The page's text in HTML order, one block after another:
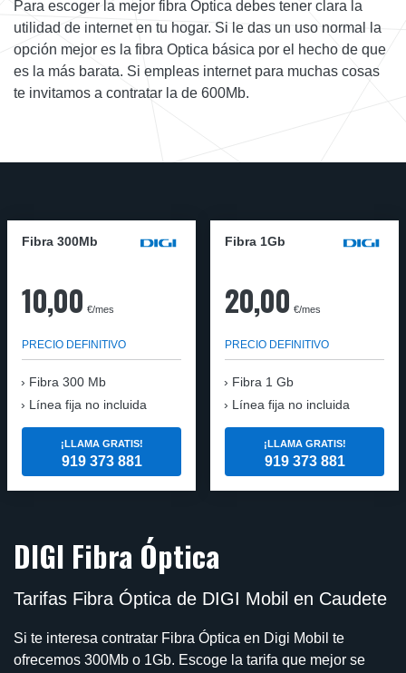
Para escoger la mejor fibra Optica debes tener clara la
utilidad de internet en tu hogar. Si le das un uso normal la
opción mejor es la fibra Optica básica por el hecho de que
es la más barata. Si empleas internet para muchas cosas
te invitamos a contratar la de 600Mb.
Fibra 300Mb
10,00 €/mes
PRECIO DEFINITIVO
Fibra 300 Mb
Línea fija no incluida
¡LLAMA GRATIS!
919 373 881
Fibra 1Gb
20,00 €/mes
PRECIO DEFINITIVO
Fibra 1 Gb
Línea fija no incluida
¡LLAMA GRATIS!
919 373 881
DIGI Fibra Óptica
Tarifas Fibra Óptica de DIGI Mobil en Caudete
Si te interesa contratar Fibra Óptica en Digi Mobil te
ofrecemos 300Mb o 1Gb. Escoge la tarifa que mejor se